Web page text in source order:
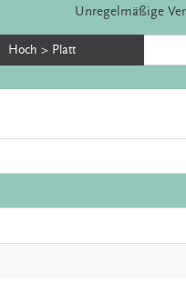
Unregelmäßige
Hoch > Platt